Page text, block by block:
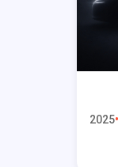
2025